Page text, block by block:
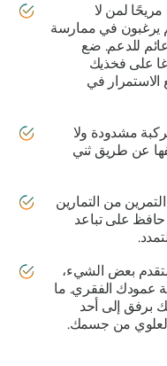
لمن لا
يرغبون في ممارسة
للدعم. ضع
على فخذيك
في
مشدودة ولا
عن طريق ثني
من التمارين
حافظ على تباعد
بعض الشيء،
عمودك الفقري. ما
إلى أحد
العلوي من جسمك.